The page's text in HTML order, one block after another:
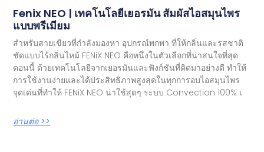
Fenix ​​​​NEO | เทคโนโลยีเยอรมัน สัมผัสไอสมุนไพร
แบบพรีเมียม
สำหรับสายเขียวที่กำลังมองหา อุปกรณ์พกพา ที่ให้กลิ่นและรสชาติ
ชัดแบบไร้กลิ่นไหม้ FENiX NEO คือหนึ่งในตัวเลือกที่น่าสนใจที่สุด
ตอนนี้ ด้วยเทคโนโลยีจากเยอรมันและฟังก์ชันที่คิดมาอย่างดี ทำให้
การใช้งานง่ายและได้ประสิทธิภาพสูงสุดในทุกการอบไอสมุนไพร
จุดเด่นที่ทำให้ FENiX NEO น่าใช้สุดๆ ระบบ Convection 100% เ
อ่านต่อ >>